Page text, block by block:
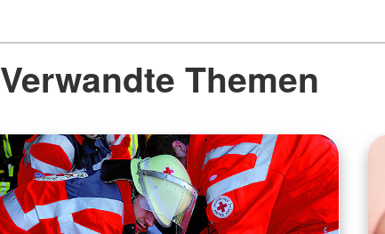
Verwandte Themen